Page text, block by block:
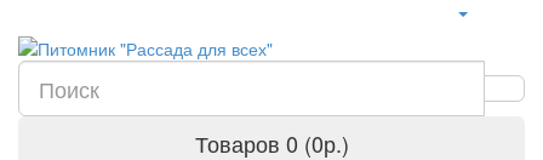
Товаров 0 (0р.)